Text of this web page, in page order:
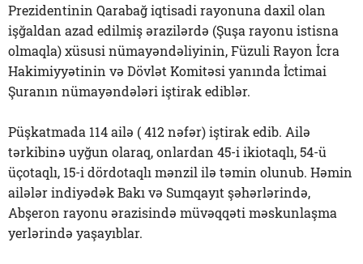
Prezidentinin Qarabağ iqtisadi rayonuna daxil olan
işğaldan azad edilmiş ərazilərdə (Şuşa rayonu istisna
olmaqla) xüsusi nümayəndəliyinin, Füzuli Rayon İcra
Hakimiyyətinin və Dövlət Komitəsi yanında İctimai
Şuranın nümayəndələri iştirak ediblər.
Püşkatmada 114 ailə ( 412 nəfər) iştirak edib. Ailə
tərkibinə uyğun olaraq, onlardan 45-i ikiotaqlı, 54-ü
üçotaqlı, 15-i dördotaqlı mənzil ilə təmin olunub. Həmin
ailələr indiyədək Bakı və Sumqayıt şəhərlərində,
Abşeron rayonu ərazisində müvəqqəti məskunlaşma
yerlərində yaşayıblar.